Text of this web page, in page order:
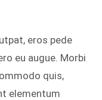
eros pede
eu augue. Morbi
quis,
elementum